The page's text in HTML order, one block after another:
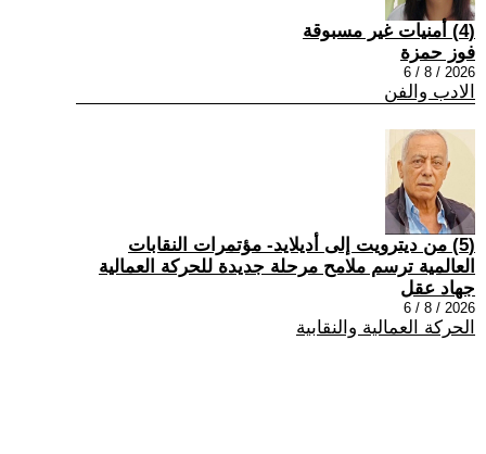
(4) أمنيات غير مسبوقة
فوز حمزة
2026 / 8 / 6
الادب والفن
(5) من ديترويت إلى أديلايد- مؤتمرات النقابات
العالمية ترسم ملامح مرحلة جديدة للحركة العمالية
جهاد عقل
2026 / 8 / 6
الحركة العمالية والنقابية